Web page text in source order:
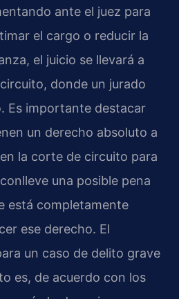
ante el juez para
el cargo o reducir la
el juicio se llevará a
donde un jurado
Es importante destacar
un derecho absoluto a
la corte de circuito para
una posible pena
está completamente
ese derecho. El
un caso de delito grave
es, de acuerdo con los